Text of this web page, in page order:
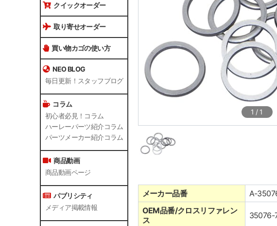
クイックオーダー
取り寄せオーダー
買い物カゴの使い方
NEO BLOG
毎日更新！スタッフブログ
コラム
初心者必見！コラム
ハーレーパーツ紹介コラム
パーツメーカー紹介コラム
商品動画
商品動画ページ
パブリシティ
メディア掲載情報
1 / 1
メーカー品番
A-
OEM品番/クロスリファレン
ス
35076-